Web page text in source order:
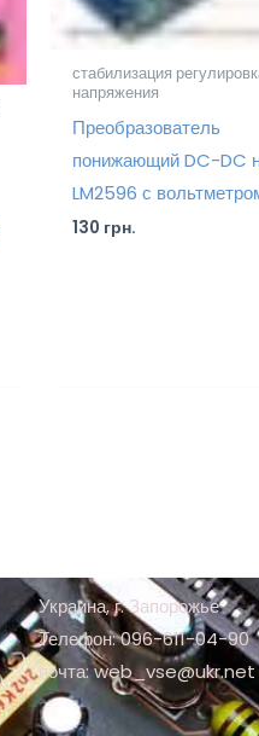
стабилизация
напряжения
Преобразователь
понижающий DC-DC
LM2596 с
130 грн.
Украина, г. Запорожье
Телефон: 096-611-04-90
почта: web_vse@ukr.net